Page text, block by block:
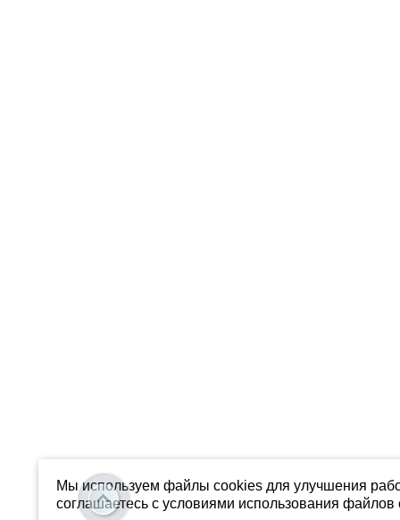
Мы используем файлы cookies для улучшения
соглашаетесь с условиями использования файлов